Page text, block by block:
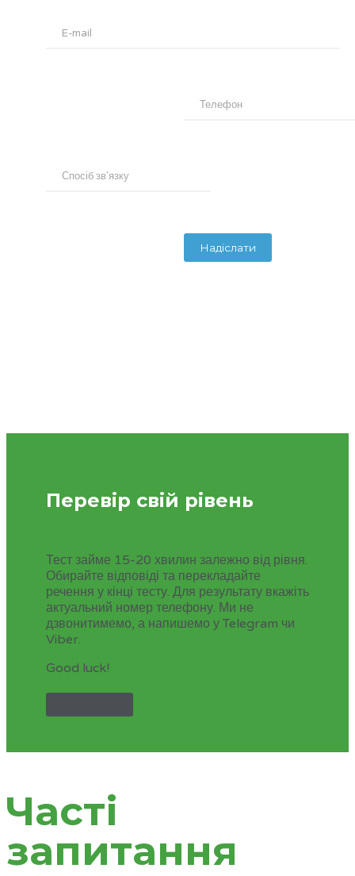
Перевір свій рівень
Тест займе 15-20 хвилин залежно від рівня.
Обирайте відповіді та перекладайте
речення у кінці тесту. Для результату вкажіть
актуальний номер телефону. Ми не
дзвонитимемо, а напишемо у Telegram чи
Viber.
Good luck!
Часті
запитання